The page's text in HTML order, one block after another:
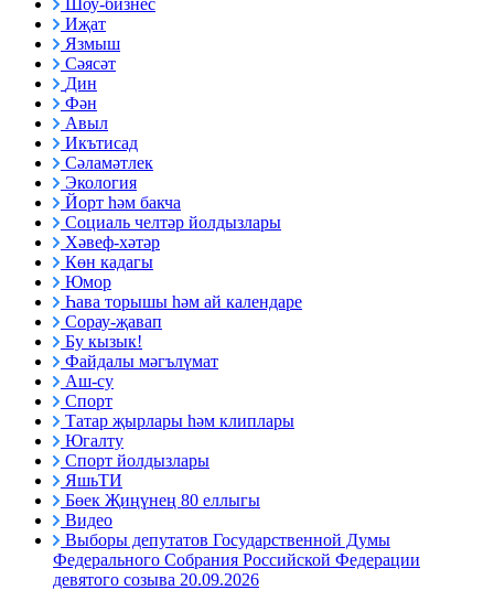
Шоу-бизнес
Иҗат
Язмыш
Сәясәт
Дин
Фән
Авыл
Икътисад
Сәламәтлек
Экология
Йорт һәм бакча
Социаль челтәр йолдызлары
Хәвеф-хәтәр
Көн кадагы
Юмор
Һава торышы һәм ай календаре
Сорау-җавап
Бу кызык!
Файдалы мәгълүмат
Аш-су
Спорт
Татар җырлары һәм клиплары
Югалту
Спорт йолдызлары
ЯшьТИ
Бөек Җиңүнең 80 еллыгы
Видео
Выборы депутатов Государственной Думы
Федерального Собрания Российской Федерации
девятого созыва 20.09.2026